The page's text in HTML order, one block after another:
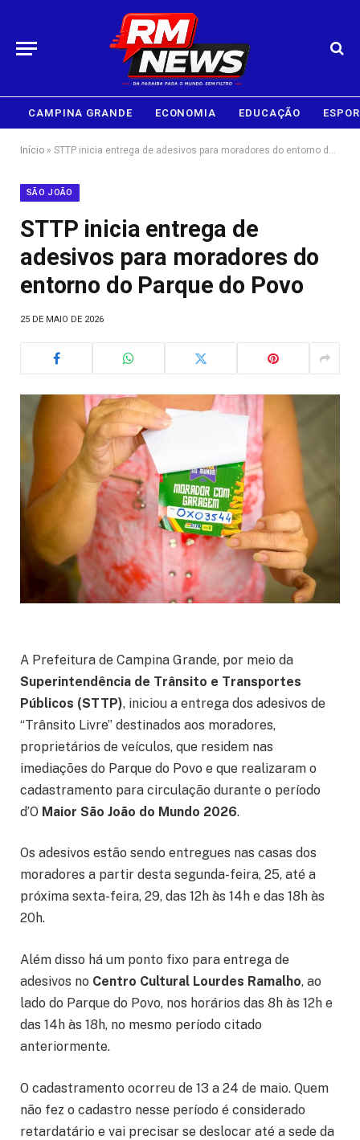
CAMPINA GRANDE ECONOMIA EDUCAÇÃO
Início » STTP inicia entrega de adesivos para moradores do entorno do Parque do Povo
SÃO JOÃO
STTP inicia entrega de
adesivos para moradores do
entorno do Parque do Povo
25 DE MAIO DE 2026
A Prefeitura de Campina Grande, por meio da
Superintendência de Trânsito e Transportes
Públicos (STTP), iniciou a entrega dos adesivos de
“Trânsito Livre” destinados aos moradores,
proprietários de veículos, que residem nas
imediações do Parque do Povo e que realizaram o
cadastramento para circulação durante o período
d’O Maior São João do Mundo 2026.
Os adesivos estão sendo entregues nas casas dos
moradores a partir desta segunda-feira, 25, até a
próxima sexta-feira, 29, das 12h às 14h e das 18h às
20h.
Além disso há um ponto fixo para entrega de
adesivos no Centro Cultural Lourdes Ramalho, ao
lado do Parque do Povo, nos horários das 8h às 12h e
das 14h às 18h, no mesmo período citado
anteriormente.
O cadastramento ocorreu de 13 a 24 de maio. Quem
não fez o cadastro nesse período é considerado
retardatário e vai precisar se deslocar até a sede da